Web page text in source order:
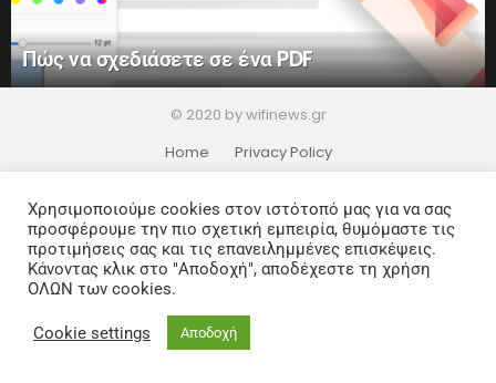
Πώς να σχεδιάσετε σε ένα PDF
© 2020 by wifinews.gr
Home
Privacy Policy
Χρησιμοποιούμε cookies στον ιστότοπό μας για να σας
προσφέρουμε την πιο σχετική εμπειρία, θυμόμαστε τις
προτιμήσεις σας και τις επανειλημμένες επισκέψεις.
Κάνοντας κλικ στο "Αποδοχή", αποδέχεστε τη χρήση
ΟΛΩΝ των cookies.
Cookie settings Αποδοχή